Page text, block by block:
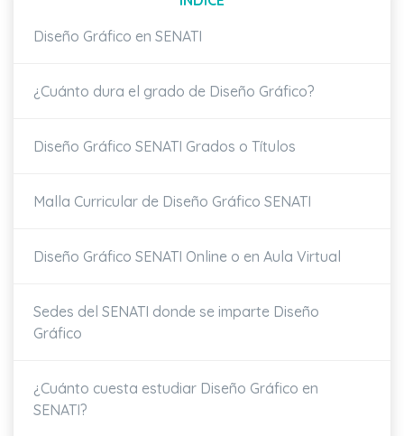
Diseño Gráfico en SENATI
¿Cuánto dura el grado de Diseño Gráfico?
Diseño Gráfico SENATI Grados o Títulos
Malla Curricular de Diseño Gráfico SENATI
Diseño Gráfico SENATI Online o en Aula Virtual
Sedes del SENATI donde se imparte Diseño
Gráfico
¿Cuánto cuesta estudiar Diseño Gráfico en
SENATI?